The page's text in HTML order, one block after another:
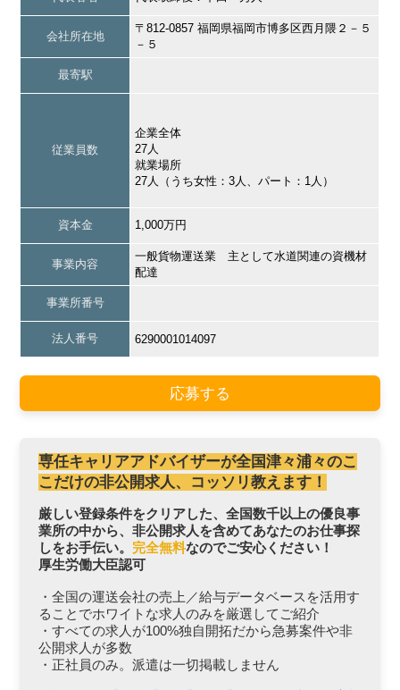
会社所在地
〒812-0857 福岡県福岡市博多区西月隈２－５
－５
最寄駅
従業員数
企業全体
27人
就業場所
27人（うち女性：3人、パート：1人）
資本金 1,000万円
事業内容
一般貨物運送業 主として水道関連の資機材
配達
事業所番号
法人番号 6290001014097
応募する
専任キャリアアドバイザーが全国津々浦々のこ
こだけの非公開求人、コッソリ教えます！
厳しい登録条件をクリアした、全国数千以上の優良事
業所の中から、非公開求人を含めてあなたのお仕事探
しをお手伝い。 完全無料なのでご安心ください！
厚生労働大臣認可
・全国の運送会社の売上／給与データベースを活用す
ることでホワイトな求人のみを厳選してご紹介
・すべての求人が100%独自開拓だから急募案件や非
公開求人が多数
・正社員のみ。派遣は一切掲載しません